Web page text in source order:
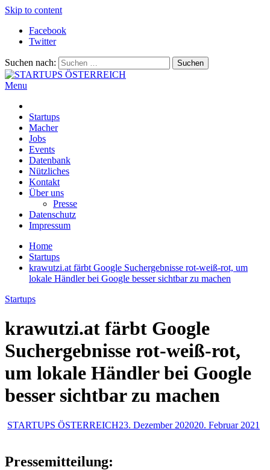
Skip to content
Facebook
Twitter
Suchen nach:
Menu
Startups
Macher
Jobs
Events
Datenbank
Nützliches
Kontakt
Über uns
Presse
Datenschutz
Impressum
Home
Startups
krawutzi.at färbt Google Suchergebnisse rot-weiß-rot, um
lokale Händler bei Google besser sichtbar zu machen
Startups
krawutzi.at färbt Google
Suchergebnisse rot-weiß-rot,
um lokale Händler bei Google
besser sichtbar zu machen
STARTUPS ÖSTERREICH23. Dezember 202020. Februar 2021
Pressemitteilung: